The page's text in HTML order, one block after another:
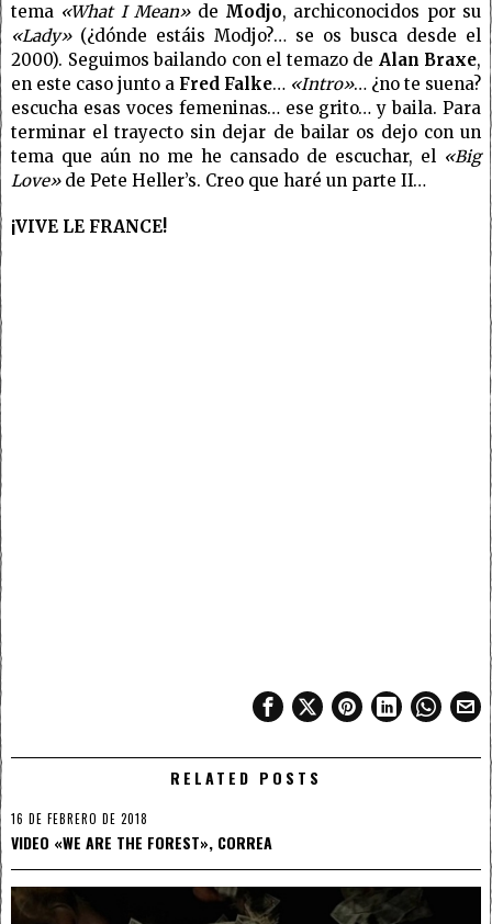
tema «What I Mean»de Modjo, archiconocidos por su
«Lady»(¿dónde estáis Modjo?… se os busca desde el
2000). Seguimos bailando con el temazo de Alan Braxe,
en este caso junto a Fred Falke… «Intro»… ¿no te suena?
escucha esas voces femeninas… ese grito… y baila. Para
terminar el trayecto sin dejar de bailar os dejo con un
tema que aún no me he cansado de escuchar, el «Big
Love»de Pete Heller’s. Creo que haré un parte II…
¡VIVE LE FRANCE!
RELATED POSTS
16 DE FEBRERO DE 2018
VIDEO «WE ARE THE FOREST», CORREA